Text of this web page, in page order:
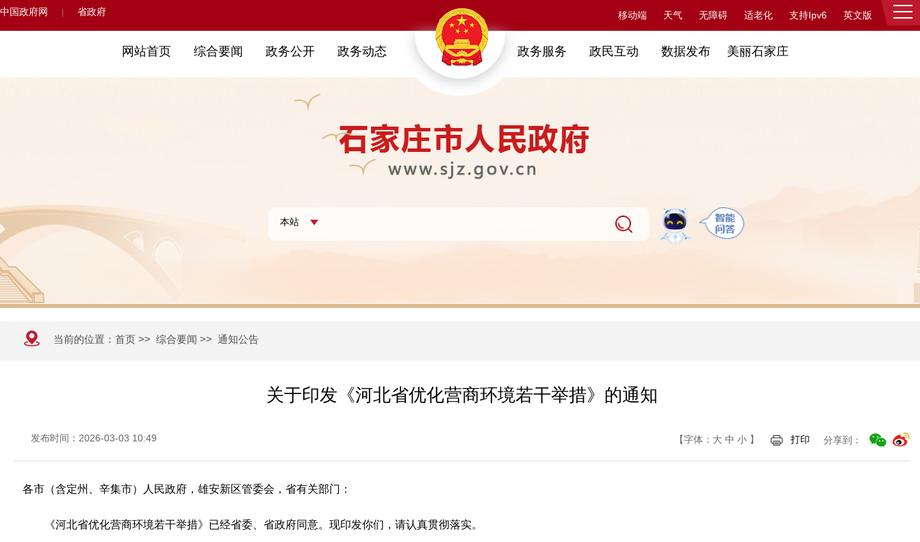
中国政府网 省政府 移动端 天气 无障碍 适老化 支持Ipv6 英文版 登录
网站首页 综合要闻 政务公开 政务动态 政务服务 政民互动 数据发布 美丽石家庄
当前的位置： 首页 >> 综合要闻 >> 通知公告
关于印发《河北省优化营商环境若干举措》的通知
发布时间：2026-03-03 10:49 【字体： 大 中 小 】 打印 分享到：
各市（含定州、辛集市）人民政府，雄安新区管委会，省有关部门：
《河北省优化营商环境若干举措》已经省委、省政府同意。现印发你们，请认真贯彻落实。